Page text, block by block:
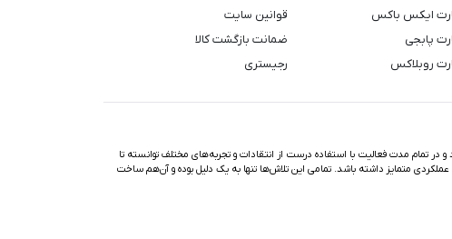
ایکس باکس
پابجی
روبلاکس
قوانین سایت
ضمانت بازگشت کالا
رجیستری
تمام مدت فعالیت با استفاده درست از انتقادات و تجربه‌های مختلف توانسته تا
عملکردی متمایز داشته باشد. تمامی این تلاش‌ها تنها به یک دلیل بوده و آن‌هم ساخت